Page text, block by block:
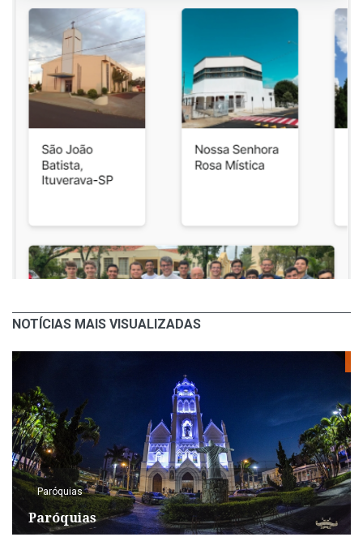
NOTÍCIAS MAIS VISUALIZADAS
Paróquias
Paróquias